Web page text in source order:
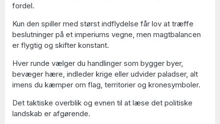
fordel.
Kun den spiller med størst indflydelse får lov at træffe
beslutninger på et imperiums vegne, men magtbalancen
er flygtig og skifter konstant.
Hver runde vælger du handlinger som bygger byer,
bevæger hære, indleder krige eller udvider paladser, alt
imens du kæmper om flag, territorier og kronesymboler.
Det taktiske overblik og evnen til at læse det politiske
landskab er afgørende.